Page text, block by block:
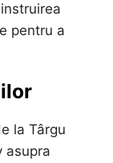
pentru a
la Târgu
asupra